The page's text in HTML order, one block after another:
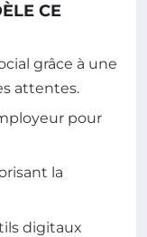
CE
grâce à une
attentes.
pour
la
digitaux